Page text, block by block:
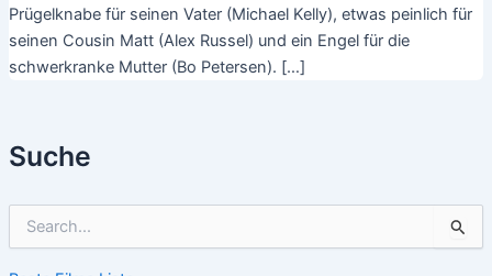
Suche
Prügelknabe für seinen Vater (Michael Kelly), etwas peinlich für
seinen Cousin Matt (Alex Russel) und ein Engel für die
schwerkranke Mutter (Bo Petersen). […]